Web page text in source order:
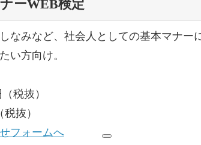
日9:30 ～ 18:30
ーWEB検定
なみなど、社会人としての基本マナ
い方向け。
税抜）
抜）
フォームへ